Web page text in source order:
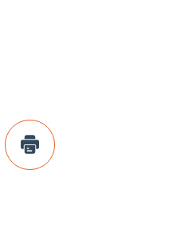
Imprimer